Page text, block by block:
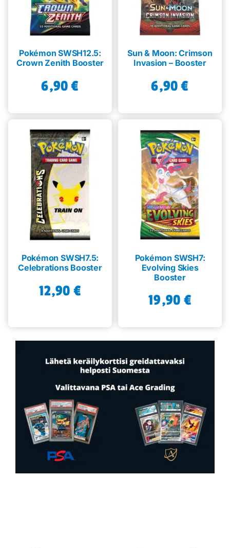
Pokémon SWSH12.5:
Crown Zenith Booster
6,90€
Sun & Moon: Crimson
Invasion – Booster
6,90€
Pokémon SWSH7.5:
Celebrations Booster
12,90 €
Pokémon SWSH7:
Evolving Skies
Booster
19,90 €